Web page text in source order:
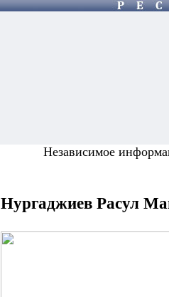
Независимое
Нургаджиев Расул